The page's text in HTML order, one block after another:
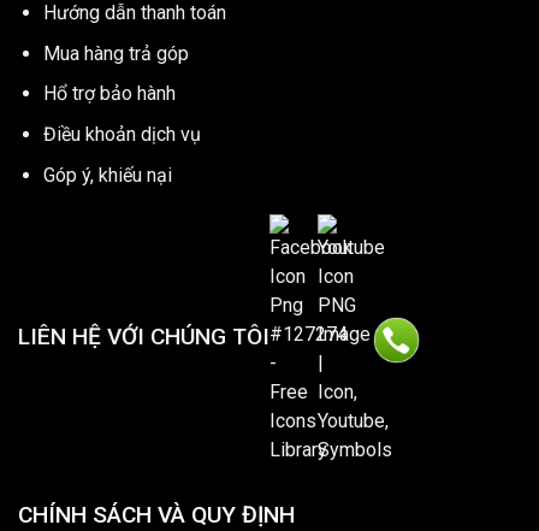
Hướng dẫn thanh toán
Mua hàng trả góp
Hổ trợ bảo hành
Điều khoản dịch vụ
Góp ý, khiếu nại
LIÊN HỆ VỚI CHÚNG TÔI
CHÍNH SÁCH VÀ QUY ĐỊNH